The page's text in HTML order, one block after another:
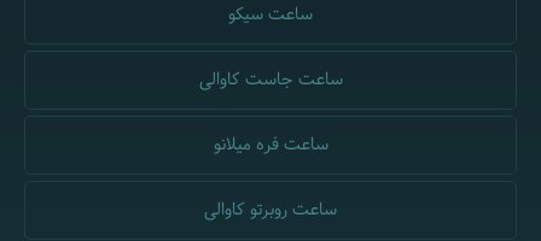
ساعت سیکو
ساعت جاست کاوالی
ساعت فره میلانو
ساعت روبرتو کاوالی